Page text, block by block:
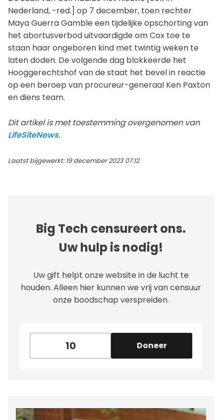
Nederland, -red.] op 7 december, toen rechter
Maya Guerra Gamble een tijdelijke opschorting van
het abortusverbod uitvaardigde om Cox toe te
staan haar ongeboren kind met twintig weken te
laten doden. De volgende dag blokkeerde het
Hooggerechtshof van de staat het bevel in reactie
op een beroep van procureur-generaal Ken Paxton
en diens team.
Dit artikel is met toestemming overgenomen van
LifeSiteNews.
Laatst bijgewerkt: 19 december 2023 07:12
Big Tech censureert ons.
Uw hulp is nodig!
Uw gift helpt onze website in de lucht te
houden. Alleen hier kunnen we vrij van censuur
onze boodschap verspreiden.
Doneer